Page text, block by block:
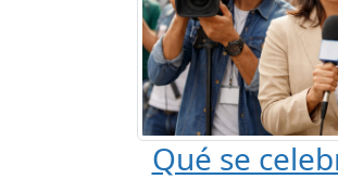
Qué se